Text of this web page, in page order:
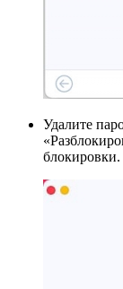
Удалите
блокировки.